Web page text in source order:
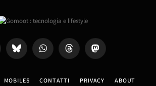
Bluesky WhatsAppThreads Mastodon
MOBILES CONTATTI PRIVACY ABOUT